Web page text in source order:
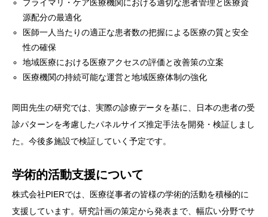
プライマリ・ケア医療機関における適切な患者管理と医療資
源配分の最適化
医師一人当たりの適正な患者数の把握による医療の質と安全
性の確保
地域医療における医療アクセスの評価と改善策の立案
医療機関の持続可能な運営と地域医療体制の強化
岡田先生の研究では、実際の診療データを基に、日本の患者の受
診パターンを考慮したパネルサイズ推定手法を開発・検証しまし
た。今後多施設で検証していく予定です。
学術的活動支援について
株式会社PIERでは、医療従事者の皆様の学術的活動を積極的に
支援しています。研究計画の策定から発表まで、幅広い分野でサ